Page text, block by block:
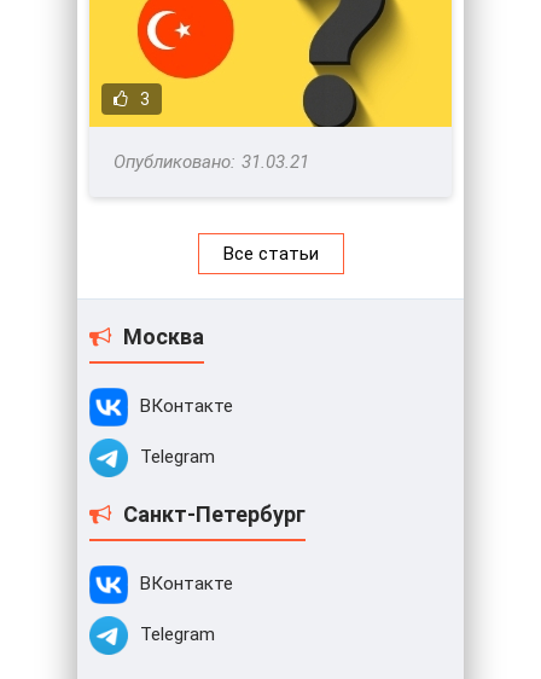
3
31.03.21
Все статьи
Москва
ВКонтакте
Telegram
Санкт-Петербург
ВКонтакте
Telegram